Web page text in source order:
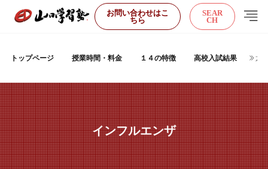
お問い合わせはこ
ちら
SEAR
CH
トップページ 授業時間・料金 １４の特徴 高校入試結果 大
インフルエンザ